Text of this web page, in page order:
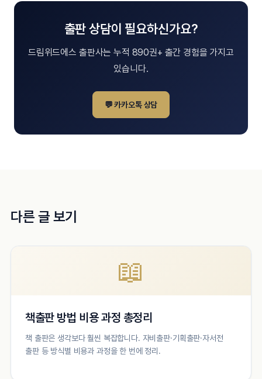
출판 상담이 필요하신가요?
드림위드에스 출판사는 누적 890권+ 출간 경험을 가지고
있습니다.
💬 카카오톡 상담
다른 글 보기
📖
책출판 방법 비용 과정 총정리
책 출판은 생각보다 훨씬 복잡합니다. 자비출판·기획출판·자서전
출판 등 방식별 비용과 과정을 한 번에 정리.